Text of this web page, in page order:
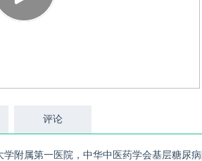
评论
学附属第一医院，中华中医药学会基层糖尿